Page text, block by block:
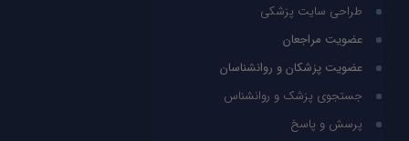
طراحی سایت پزشکی
عضویت مراجعان
عضویت پزشکان و روانشناسان
جستجوی پزشک و روانشناس
پرسش و پاسخ